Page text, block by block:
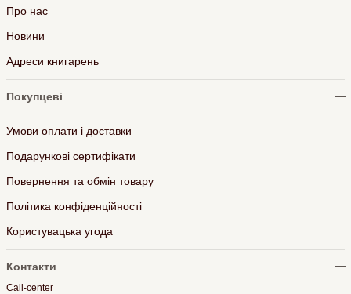
Про нас
Новини
Адреси книгарень
Покупцеві
Умови оплати і доставки
Подарункові сертифікати
Повернення та обмін товару
Політика конфіденційності
Користувацька угода
Контакти
Call-center